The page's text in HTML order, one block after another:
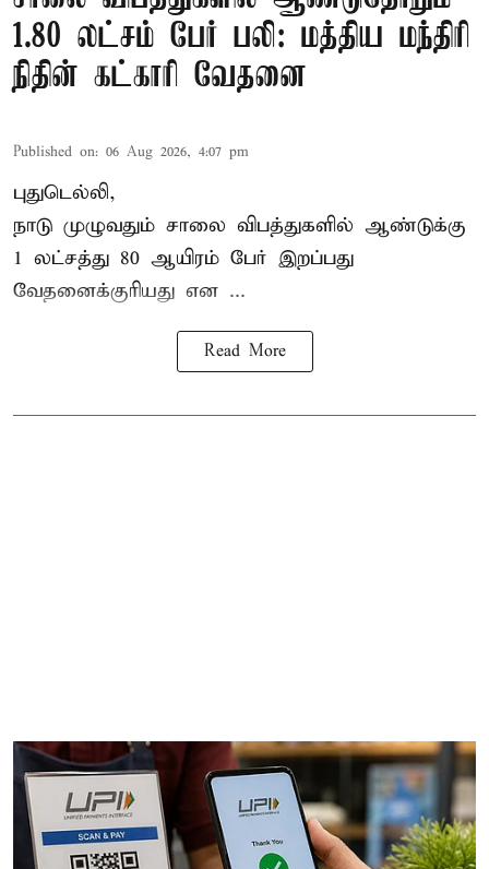
1.80 லட்சம் பேர் பலி: மத்திய மந்திரி
நிதின் கட்காரி வேதனை
Published on: 06 Aug 2026, 4:07 pm
புதுடெல்லி,
நாடு முழுவதும் சாலை விபத்துகளில் ஆண்டுக்கு
1 லட்சத்து 80 ஆயிரம் பேர் இறப்பது
வேதனைக்குரியது என ...
Read More